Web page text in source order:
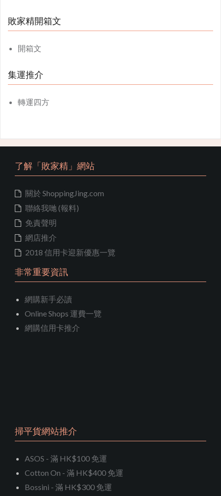
敗家精開箱文
開箱文
集運推介
轉運四方
了解「敗家精」網站
關於 ShoppingJing.com
聯絡我哋 (報料)
免責聲明
網店推介
2018 信用卡迎新優惠一覽
非常重要資訊
網購新手必讀
Online Shops 運費一覽
網購信用卡推介
掃平貨網站推介
ASOS - 滿 HK$100 免運
Cotton On - 滿 HK$400 免運
Bossini - 滿 HK$300 免運